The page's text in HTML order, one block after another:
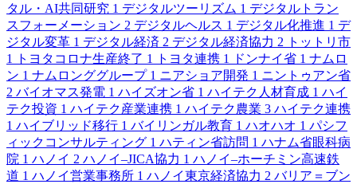
タル・AI共同研究 1 デジタルツーリズム 1 デジタルトラン
スフォーメーション 2 デジタルヘルス 1 デジタル化推進 1 デ
ジタル変革 1 デジタル経済 2 デジタル経済協力 2
トットリ市
1
トヨタコロナ生産終了 1 トヨタ連携 1 ドンナイ省 1 ナムロ
ン 1 ナムロンググループ 1 ニアショア開発 1 ニントゥアン省
2 バイオマス発電 1 ハイズオン省 1 ハイテク人材育成 1 ハイ
テク投資 1 ハイテク産業連携 1 ハイテク農業 3 ハイテク連携
1 ハイブリッド移行 1 バイリンガル教育 1 ハオハオ 1 パシフ
ィックコンサルティング 1 ハティン省訪問 1 ハナム省眼科病
院 1 ハノイ 2 ハノイ–JICA協力 1 ハノイ–ホーチミン高速鉄
道 1 ハノイ営業事務所 1 ハノイ東京経済協力 2 バリア＝ブン